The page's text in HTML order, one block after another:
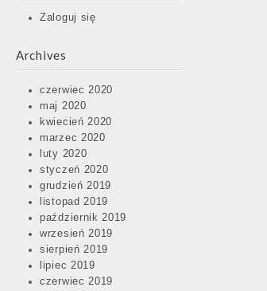
Zaloguj się
Archives
czerwiec 2020
maj 2020
kwiecień 2020
marzec 2020
luty 2020
styczeń 2020
grudzień 2019
listopad 2019
październik 2019
wrzesień 2019
sierpień 2019
lipiec 2019
czerwiec 2019